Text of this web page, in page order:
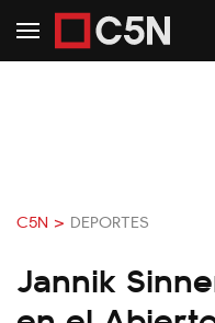
C5N > DEPORTES
Jannik